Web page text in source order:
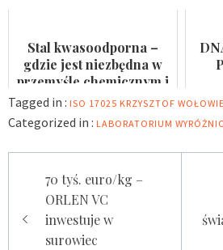
Stal kwasoodporna –
gdzie jest niezbędna w
przemyśle chemicznym i
spożywczym?
Tagged in : ISO 17025 KRZYSZTOF
Categorized in : LABORATORIUM
wpisu
70 tyś. euro/kg –
ORLEN VC
inwestuje w
surowiec